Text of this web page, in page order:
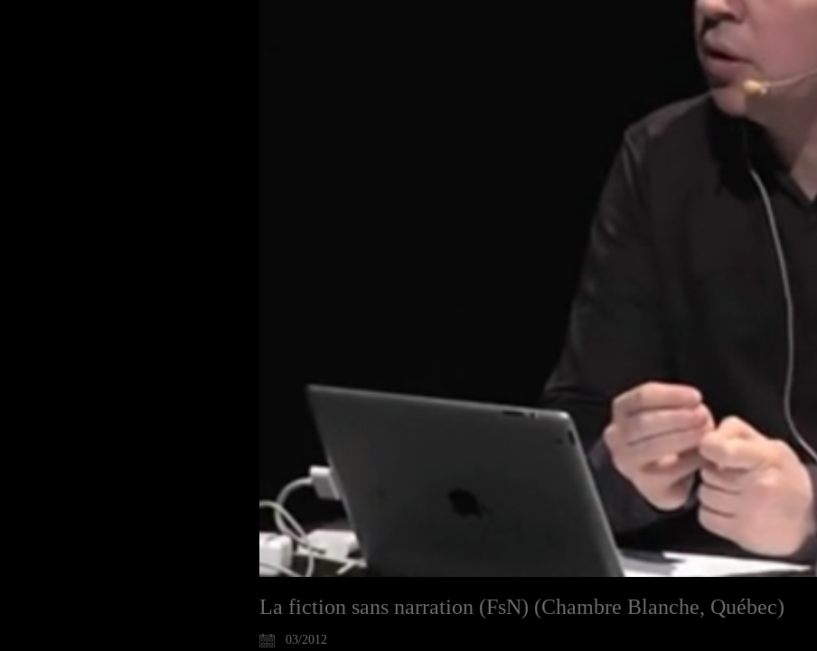
La fiction sans narration (FsN) (Chambre Blanche, Québec)
03/2012